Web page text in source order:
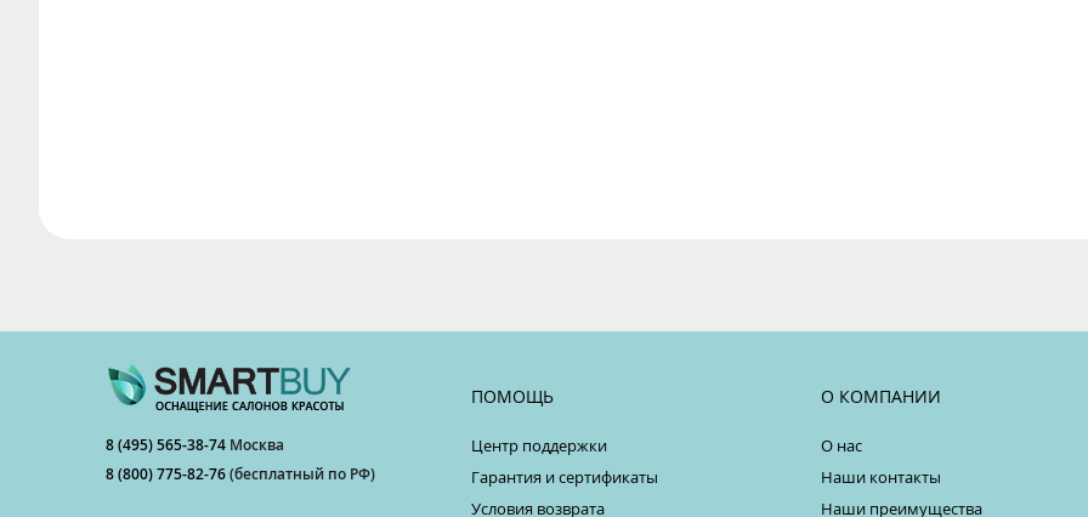
8 (495) 565-38-74 Москва
8 (800) 775-82-76(бесплатный по РФ)
ПОМОЩЬ
Центр поддержки
Гарантия и сертификаты
Условия возврата
О КОМПАНИИ
О нас
Наши контакты
Наши преимущества